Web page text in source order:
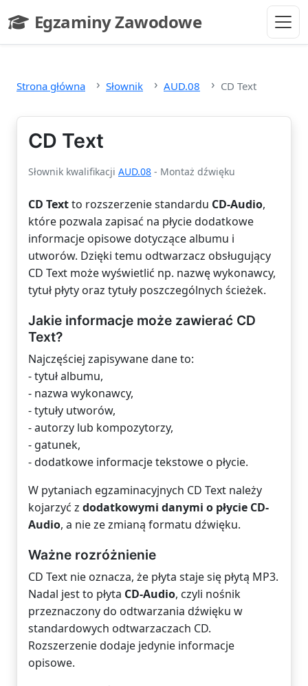
Egzaminy Zawodowe
- strona główna
Strona główna Słownik AUD.08 CD Text
CD Text
Słownik kwalifikacji AUD.08 - Montaż dźwięku
CD Textto rozszerzenie standardu CD-Audio,
które pozwala zapisać na płycie dodatkowe
informacje opisowe dotyczące albumu i
utworów. Dzięki temu odtwarzacz obsługujący
CD Text może wyświetlić np. nazwę wykonawcy,
tytuł płyty oraz tytuły poszczególnych ścieżek.
Jakie informacje może zawierać CD
Text?
Najczęściej zapisywane dane to:
- tytuł albumu,
- nazwa wykonawcy,
- tytuły utworów,
- autorzy lub kompozytorzy,
- gatunek,
- dodatkowe informacje tekstowe o płycie.
W pytaniach egzaminacyjnych CD Text należy
kojarzyć z dodatkowymi danymi o płycie CD-
Audio, a nie ze zmianą formatu dźwięku.
Ważne rozróżnienie
CD Text nie oznacza, że płyta staje się płytą MP3.
Nadal jest to płyta CD-Audio, czyli nośnik
przeznaczony do odtwarzania dźwięku w
standardowych odtwarzaczach CD.
Rozszerzenie dodaje jedynie informacje
opisowe.